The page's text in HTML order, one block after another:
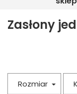
Zasłony
Rozmiar